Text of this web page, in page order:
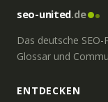
seo-united.de
Das deutsche
Glossar und
ENTDECKEN